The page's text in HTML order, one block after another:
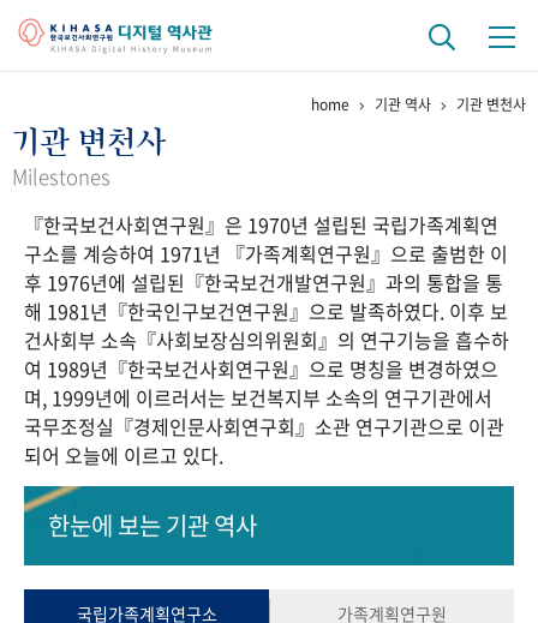
걸어온 길 기관 변천사
연구 역사
정책과 연구 키워드로 보는 연구 역사
연구자들
간행물 변천사
기록물 아카이브
사진 아카이브 문서 기록물 행정박물 영상 기록물
50+1 주년 기념
세계와 함께 한 KIHASA
home 기관 역사 기관 변천사
기관 변천사
Milestones
『한국보건사회연구원』은 1970년 설립된 국립가족계획연
구소를 계승하여 1971년 『가족계획연구원』으로 출범한 이
후 1976년에 설립된『한국보건개발연구원』과의 통합을 통
해 1981년『한국인구보건연구원』으로 발족하였다. 이후 보
건사회부 소속『사회보장심의위원회』의 연구기능을 흡수하
여 1989년『한국보건사회연구원』으로 명칭을 변경하였으
며, 1999년에 이르러서는 보건복지부 소속의 연구기관에서
국무조정실『경제인문사회연구회』소관 연구기관으로 이관
되어 오늘에 이르고 있다.
한눈에 보는기관 역사
국립가족계획연구소
가족계획연구원